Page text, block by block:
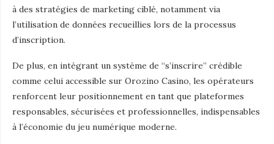
à des stratégies de marketing ciblé, notamment via
l’utilisation de données recueillies lors de la processus
d’inscription.
De plus, en intégrant un système de “s’inscrire” crédible
comme celui accessible sur Orozino Casino, les opérateurs
renforcent leur positionnement en tant que plateformes
responsables, sécurisées et professionnelles, indispensables
à l’économie du jeu numérique moderne.